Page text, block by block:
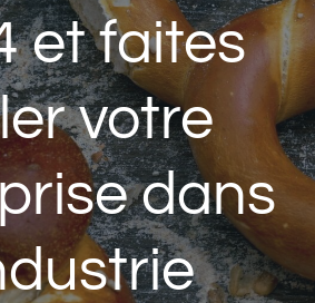
et faites
votre
dans